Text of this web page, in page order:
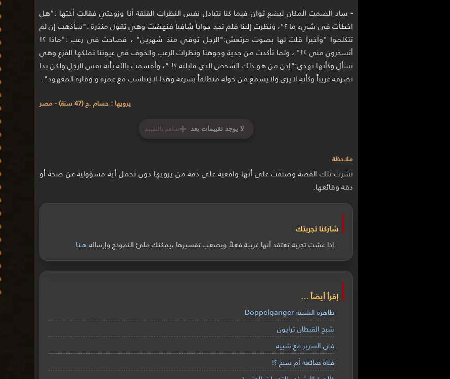
- ساد الصمت المكان لبضع ثوان فيما كنا نتبادل نفس النظرات القلقة أنا وزوجتي فقالت أختها :"هل
اخطأت فى شيء ما ؟"، ونظرت إلينا فلم تجد جواباً شافياً فنهضت وهي تقول منذرة :"سأذهب إن لم
تتكلموا "وأخيراً قلت لها بصوت مرتعش:"الرجل توفي منذ شهرين" ، فصاحت فى رعب :"ماذا ؟!
أتسخرون مني ؟!" ، ولما تأكدت من جدية وجوهنا ونظرات الرعب والخوف فى عيوننا تملكها الفزع وهي
تسأل وكأنها تهذي:"إذن من هو ذلك الشخص الذي قابلته ؟! "، وأقسمت بالله بأنه نفس الرجل ولكن بدا
تصرفه غريباً وكأنه لايرى ولايسمع من حوله منطلقاً بسرعة وهذا لايتناسب مع عمره و وقاره المعهود".
يرويها : حسام .ح (47 سنة) - مصر
لا يوجد تقييمات بعد +ساهم بالتقييم
ملاحظة
نشرت تلك القصة وصنفت على أنها واقعية على ذمة من يرويها دون تحمل أية مسؤولية عن صحة أو
دقة وقائعها.
شاركنا تجربتك
إذا عشت تجربة تعتقد أنها غريبة فعلاً ويصعب تفسيرها ،يمكنك ملئ النموذج وإرسالههـنـا
إقرأ أيضاً ...
ظاهرة الشبيه Doppelganger
شبح القبطان ترايون
في السرير مع شبيه
فتاة ضائعة أم شبح ؟!